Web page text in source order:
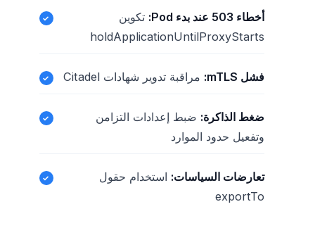
أخطاء 503 عند بدء Pod:
تكوين
holdApplicationUntilProxyStarts
فشل mTLS: مراقبة تدوير شهادات Citadel
ضغط الذاكرة: ضبط إعدادات التزامن
وتفعيل حدود الموارد
تعارضات السياسات: استخدام حقول
exportTo